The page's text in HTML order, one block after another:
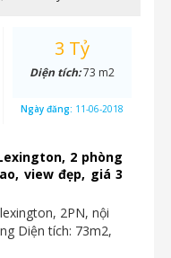
2 phòng
view đẹp, giá 3
2PN, nội
Diện tích: 73m2,
3 Tỷ
Diện tích:73 m2
Ngày đăng: 11-06-2018